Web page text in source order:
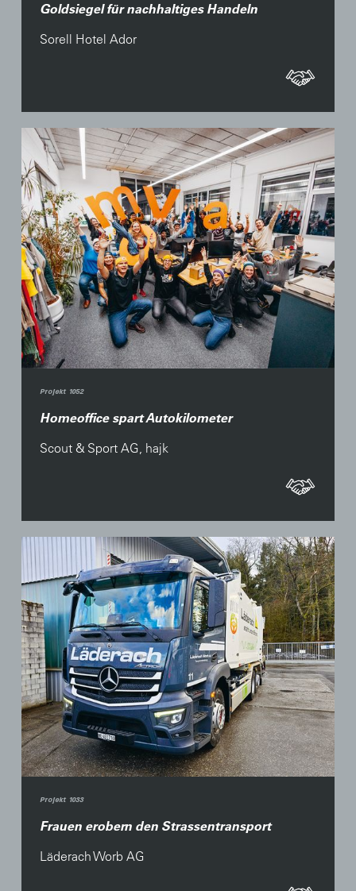
Goldsiegel für nachhaltiges Handeln
Sorell Hotel Ador
Projekt 1052
Homeoffice spart Autokilometer
Scout & Sport AG, hajk
Projekt 1033
Frauen erobern den Strassentransport
Läderach Worb AG